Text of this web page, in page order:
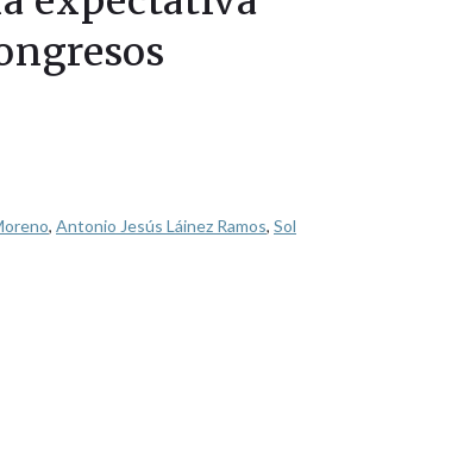
, Antonio Jesús Láinez Ramos, Sol